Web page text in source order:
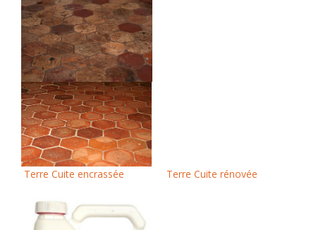
Terre Cuite encrassée Terre Cuite rénovée